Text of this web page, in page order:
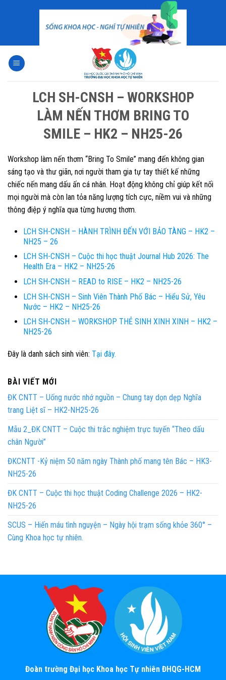
LCH SH-CNSH – WORKSHOP
LÀM NẾN THƠM BRING TO
SMILE – HK2 – NH25-26
Workshop làm nến thơm “Bring To Smile” mang đến không gian
sáng tạo và thư giãn, nơi người tham gia tự tay thiết kế những
chiếc nến mang dấu ấn cá nhân. Hoạt động không chỉ giúp kết nối
mọi người mà còn lan tỏa năng lượng tích cực, niềm vui và những
thông điệp ý nghĩa qua từng hương thơm.
LCH SH-CNSH – HÀNH TRÌNH ĐẾN VỚI BẢO TÀNG – HK2 –
NH25 – 26
LCH SH-CNSH – Cuộc thi học thuật Journal Hub 2026: The
Health Era – HK2 – NH25-26
LCH SH-CNSH – READ to RISE – HK2 – NH25-26
LCH SH-CNSH – Sinh Viên Thành Phố Bác – Hiểu Sử, Yêu
Nước – HK2 – NH25-26
LCH SH-CNSH – WORKSHOP THẺ SINH XINH XINH – HK2 –
NH25-26
Đây là danh sách sinh viên: Tại đây.
BÀI VIẾT MỚI
ĐK CNTT – Uống nước nhớ nguồn – Chung tay dọn dẹp Nghĩa
trang Liệt sĩ – HK2-NH25-26
Mẫu 2_ĐK CNTT – Cuộc thi trắc nghiệm trực tuyến “Theo dấu
chân Người”
ĐKCNTT -Kỷ niệm 50 năm ngày Thành phố mang tên Bác – HK3-
NH25-26
ĐK CNTT – Cuộc thi học thuật Coding Challenge 2026 – HK2-
NH25-26
SCUS – Hiến máu tình nguyện – Ngày hội trạm sống khỏe 360° –
Cùng Khoa học tự nhiên.
Đoàn trường Đại học Khoa học Tự nhiên ĐHQG-HCM